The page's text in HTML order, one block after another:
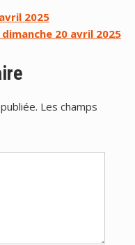
2025
dimanche 20 avril 2025
Les champs